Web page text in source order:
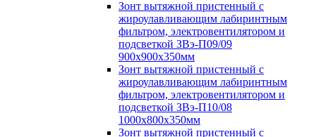
Зонт вытяжной пристенный с
жироулавливающим лабиринтным
фильтром, электровентилятором и
подсветкой ЗВэ-П09/09
900х900х350мм
Зонт вытяжной пристенный с
жироулавливающим лабиринтным
фильтром, электровентилятором и
подсветкой ЗВэ-П10/08
1000х800х350мм
Зонт вытяжной пристенный с